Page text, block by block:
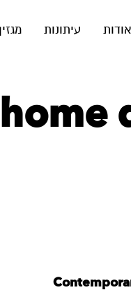
אודות עיתונות מגזין